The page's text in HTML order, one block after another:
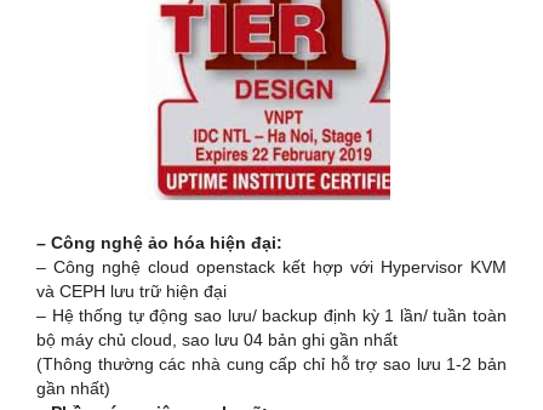
– Công nghệ ảo hóa hiện đại:
– Công nghệ cloud openstack kết hợp với Hypervisor KVM
và CEPH lưu trữ hiện đại
– Hệ thống tự động sao lưu/ backup định kỳ 1 lần/ tuần toàn
bộ máy chủ cloud, sao lưu 04 bản ghi gần nhất
(Thông thường các nhà cung cấp chỉ hỗ trợ sao lưu 1-2 bản
gần nhất)